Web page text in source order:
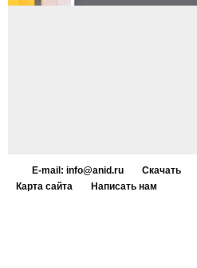
E-mail: info@anid.ru Скачать
Карта сайта
Написать нам